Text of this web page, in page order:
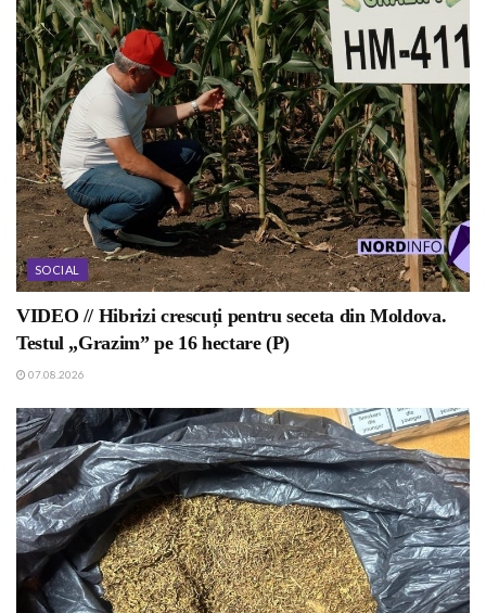
SOCIAL
VIDEO // Hibrizi crescuți pentru seceta din Moldova.
Testul „Grazim” pe 16 hectare (P)
07.08.2026